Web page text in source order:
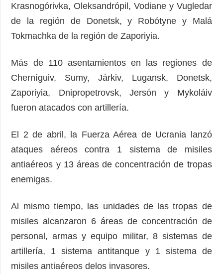
Krasnogórivka, Oleksandrópil, Vodiane y Vugledar
de la región de Donetsk, y Robótyne y Malá
Tokmachka de la región de Zaporiyia.
Más de 110 asentamientos en las regiones de
Cherníguiv, Sumy, Járkiv, Lugansk, Donetsk,
Zaporiyia, Dnipropetrovsk, Jersón y Mykoláiv
fueron atacados con artillería.
El 2 de abril, la Fuerza Aérea de Ucrania lanzó
ataques aéreos contra 1 sistema de misiles
antiaéreos y 13 áreas de concentración de tropas
enemigas.
Al mismo tiempo, las unidades de las tropas de
misiles alcanzaron 6 áreas de concentración de
personal, armas y equipo militar, 8 sistemas de
artillería, 1 sistema antitanque y 1 sistema de
misiles antiaéreos delos invasores.